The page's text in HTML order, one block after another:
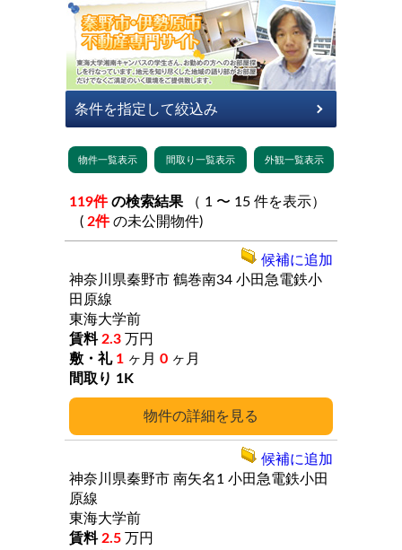
119件 の検索結果
( 2件 の未公開物件)
詳細
神奈川県秦野市 鶴巻南34 小田急電鉄小
田原線
東海大学前
2.3 万円
1 ヶ月 0 ヶ月
1K
候補に追加
神奈川県秦野市 南矢名1 小田急電鉄小田
原線
東海大学前
2.5 万円
候補に追加